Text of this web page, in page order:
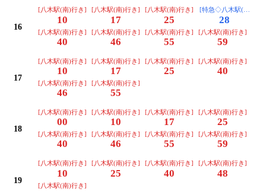
16
[八木駅(南)行き]
10
[八木駅(南)行き]
17
[八木駅(南)行き]
25
[特急◇八木駅(南)行
28
[八木駅(南)行き]
40
[八木駅(南)行き]
46
[八木駅(南)行き]
55
[八木駅(南)行き]
59
17
[八木駅(南)行き]
10
[八木駅(南)行き]
17
[八木駅(南)行き]
25
[八木駅(南)行き]
40
[八木駅(南)行き]
46
[八木駅(南)行き]
55
18
[八木駅(南)行き]
00
[八木駅(南)行き]
10
[八木駅(南)行き]
17
[八木駅(南)行き]
25
[八木駅(南)行き]
40
[八木駅(南)行き]
46
[八木駅(南)行き]
55
[八木駅(南)行き]
59
19
[八木駅(南)行き]
10
[八木駅(南)行き]
25
[八木駅(南)行き]
40
[八木駅(南)行き]
48
[八木駅(南)行き]